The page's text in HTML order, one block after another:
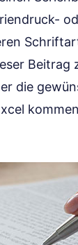
Beitrag
die